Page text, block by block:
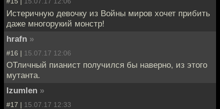
Истеричную девочку из Войны миров хочет прибить
даже многорукий монстр!
hrafn »
#16 | 15.07.17 12:06
ОТличный пианист получился бы наверно, из этого
мутанта.
Izumlen »
#17 | 15.07.17 12:33